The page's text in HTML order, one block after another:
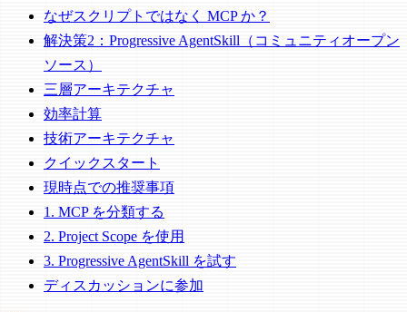
なぜスクリプトではなく MCP か？
解決策2：Progressive AgentSkill（コミュニティオープン
ソース）
三層アーキテクチャ
効率計算
技術アーキテクチャ
クイックスタート
現時点での推奨事項
1. MCP を分類する
2. Project Scope を使用
3. Progressive AgentSkill を試す
ディスカッションに参加